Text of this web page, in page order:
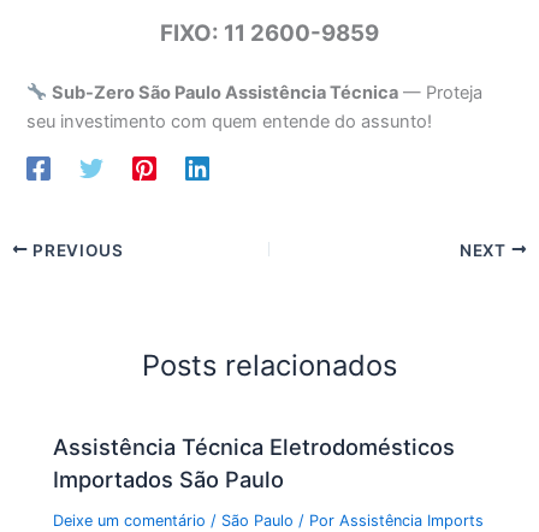
FIXO: 11 2600-9859
Sub-Zero São Paulo Assistência Técnica — Proteja
seu investimento com quem entende do assunto!
PREVIOUS NEXT
Posts relacionados
Assistência Técnica Eletrodomésticos
Importados São Paulo
Deixe um comentário / São Paulo / PorAssistência Imports